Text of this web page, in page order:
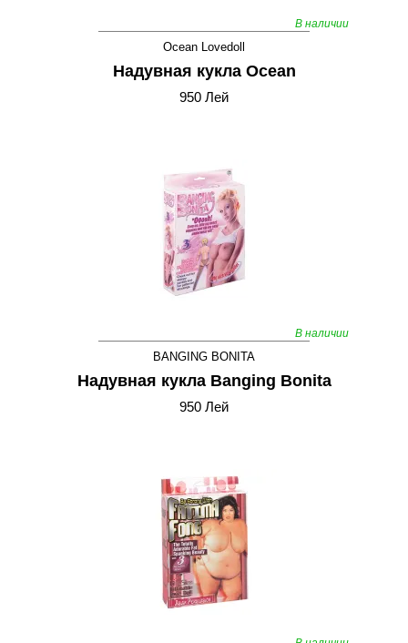
В наличии
Ocean Lovedoll
Надувная кукла Ocean
950 Лей
В наличии
BANGING BONITA
Надувная кукла Banging Bonita
950 Лей